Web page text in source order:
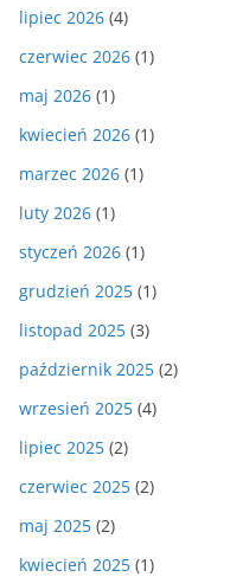
lipiec 2026 (4)
czerwiec 2026 (1)
maj 2026 (1)
kwiecień 2026 (1)
marzec 2026 (1)
luty 2026 (1)
styczeń 2026 (1)
grudzień 2025 (1)
listopad 2025 (3)
październik 2025 (2)
wrzesień 2025 (4)
lipiec 2025 (2)
czerwiec 2025 (2)
maj 2025 (2)
kwiecień 2025 (1)